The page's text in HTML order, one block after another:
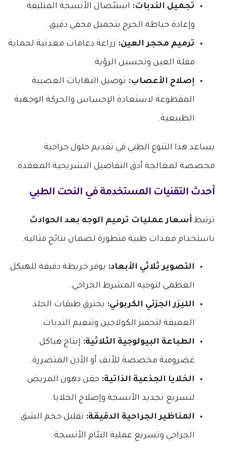
تجميل الندبات: استئصال الأنسجة المتليفة
وإعادة خياطة الجرح بتجميل مخفي دقيق.
ترميم محجر العين: زراعة دعامات معدنية لحماية
مقلة العين وتحسين الرؤية.
إصلاح الأعصاب: توصيل النهايات العصبية
المقطوعة لاستعادة الإحساس والحركة الوجهية
الطبيعية.
يساعد هذا التنوع الطبي في تقديم حلول جراحية
مخصصة لمعالجة أدق التفاصيل التشريحية المعقدة.
أحدث التقنيات المستخدمة في النحت الطبي
ترتبط أسعار عمليات ترميم الوجه بعد الحوادث
باستخدام معدات طبية متطورة لضمان نتائج مثالية.
التصوير ثلاثي الأبعاد: يوفر خريطة دقيقة للهيكل
العظمي لتوجيه المشرط الجراحي.
الليزر الجزئي الكربوني: يخترق طبقات الجلد
العميقة لتحفيز الكولاجين وتنعيم الندبات.
الطباعة البيولوجية الثلاثية: إنتاج هياكل
غضروفية مخصصة للأنف أو الأذن المتضررة.
الخلايا الجذعية الذاتية: حقن دهون المريض
لتسريع تجديد الأنسجة وإصلاح الخلايا.
المناظير الجراحية الدقيقة: تقليل حجم الشق
الجراحي وتسريع عملية التئام الأنسجة.